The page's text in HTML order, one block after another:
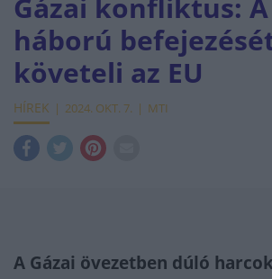
Gázai konfliktus: A
háború
követeli az EU
HÍREK 2024. OKT. 7. MTI
A Gázai övezetben dúló